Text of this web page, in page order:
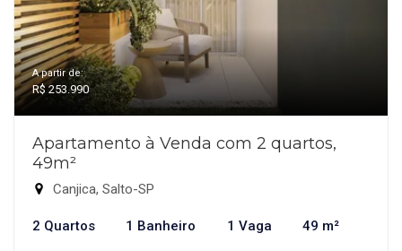
A partir de:
R$ 253.990
Apartamento à Venda com 2 quartos,
49m²
Canjica, Salto-SP
2 Quartos 1 Banheiro 1 Vaga 49 m²